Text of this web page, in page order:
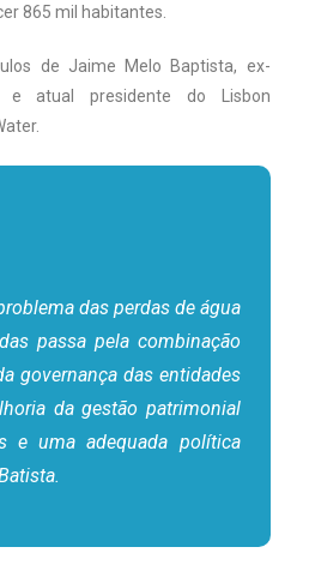
865 mil habitantes.
de Jaime Melo Baptista, ex-
e atual presidente do Lisbon
das perdas de água
passa pela combinação
governança das entidades
da gestão patrimonial
e uma adequada política